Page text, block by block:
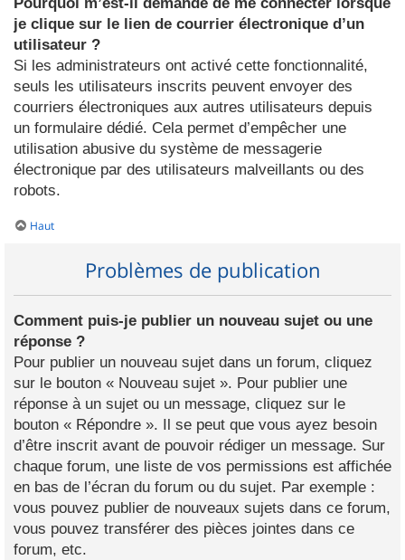
je clique sur le lien de courrier électronique d’un
utilisateur ?
Si les administrateurs ont activé cette fonctionnalité,
seuls les utilisateurs inscrits peuvent envoyer des
courriers électroniques aux autres utilisateurs depuis
un formulaire dédié. Cela permet d’empêcher une
utilisation abusive du système de messagerie
électronique par des utilisateurs malveillants ou des
robots.
Haut
Problèmes de publication
Comment puis-je publier un nouveau sujet ou une
réponse ?
Pour publier un nouveau sujet dans un forum, cliquez
sur le bouton « Nouveau sujet ». Pour publier une
réponse à un sujet ou un message, cliquez sur le
bouton « Répondre ». Il se peut que vous ayez besoin
d’être inscrit avant de pouvoir rédiger un message. Sur
chaque forum, une liste de vos permissions est affichée
en bas de l’écran du forum ou du sujet. Par exemple :
vous pouvez publier de nouveaux sujets dans ce forum,
vous pouvez transférer des pièces jointes dans ce
forum, etc.